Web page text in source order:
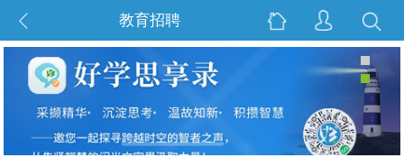
教育招聘